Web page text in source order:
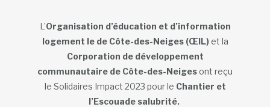
L’Organisation d’éducation et d’information
logement le de Côte-des-Neiges (ŒIL)et la
Corporation de développement
communautaire de Côte-des-Neiges ont reçu
le Solidaires Impact 2023 pour le Chantier et
l’Escouade salubrité.